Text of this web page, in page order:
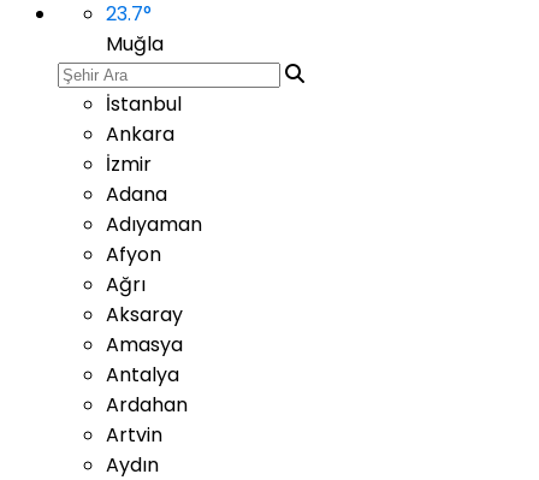
23.7°
Muğla
İstanbul
Ankara
İzmir
Adana
Adıyaman
Afyon
Ağrı
Aksaray
Amasya
Antalya
Ardahan
Artvin
Aydın